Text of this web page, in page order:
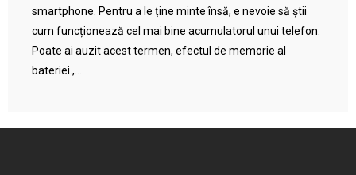
smartphone. Pentru a le ține minte însă, e nevoie să știi
cum funcționează cel mai bine acumulatorul unui telefon.
Poate ai auzit acest termen, efectul de memorie al
bateriei.,...